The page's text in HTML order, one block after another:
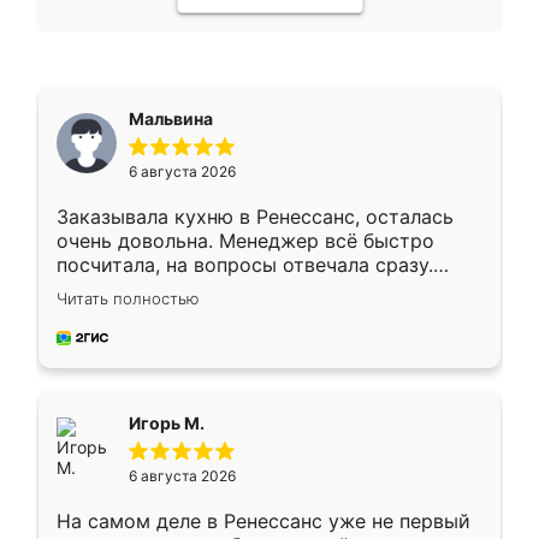
Мальвина
6 августа 2026
Заказывала кухню в Ренессанс, осталась
очень довольна. Менеджер всё быстро
посчитала, на вопросы отвечала сразу.
Замерщик приехал в субботу, подошёл к
делу со всей ответственностью. Собрали
за день, ребята работали аккуратно, даже
Читать полностью
Игорь М.
6 августа 2026
На самом деле в Ренессанс уже не первый